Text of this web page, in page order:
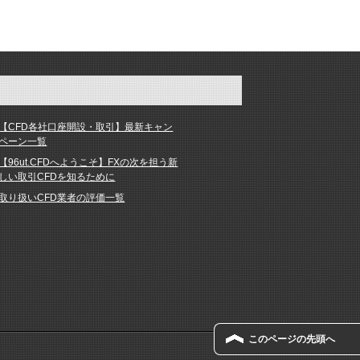
【CFD各社口座開設・取引】最新キャン
ーン一覧
【96ut.CFDへようこそ】FXの次を担う新
しい取引CFDを知るために
り扱いCFD業者の評価一覧
このページの先頭へ